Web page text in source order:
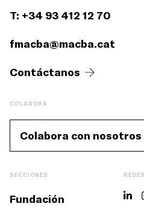
T: +34 93 412 12 70
fmacba@macba.cat
Contáctanos
COLABORA
Colabora con nosotros
SECCIONES
Fundación